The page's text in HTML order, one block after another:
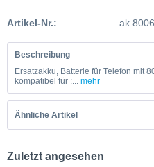
Artikel-Nr.:
Beschreibung
Ersatzakku, Batterie für Telefon mit
kompatibel für :...
mehr
Ähnliche Artikel
Zuletzt angesehen